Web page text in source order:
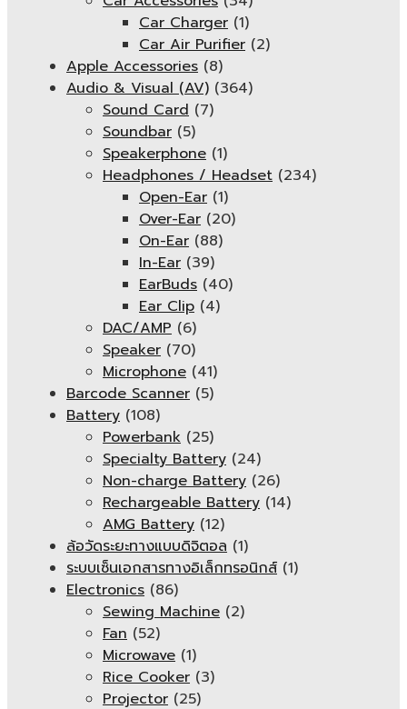
Car Charger (1)
Car Air Purifier (2)
Apple Accessories (8)
Audio & Visual (AV) (364)
Sound Card (7)
Soundbar (5)
Speakerphone (1)
Headphones / Headset (234)
Open-Ear (1)
Over-Ear (20)
On-Ear (88)
In-Ear (39)
EarBuds (40)
Ear Clip (4)
DAC/AMP (6)
Speaker (70)
Microphone (41)
Barcode Scanner (5)
Battery (108)
Powerbank (25)
Specialty Battery (24)
Non-charge Battery (26)
Rechargeable Battery (14)
AMG Battery (12)
ล้อวัดระยะทางแบบดิจิตอล (1)
ระบบเซ็นเอกสารทางอิเล็กทรอนิกส์ (1)
Electronics (86)
Sewing Machine (2)
Fan (52)
Microwave (1)
Rice Cooker (3)
Projector (25)